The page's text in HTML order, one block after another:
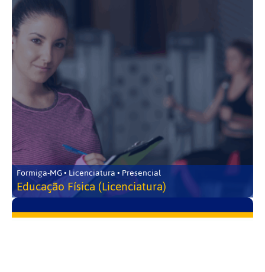
Formiga-MG • Licenciatura • Presencial
Educação Física (Licenciatura)